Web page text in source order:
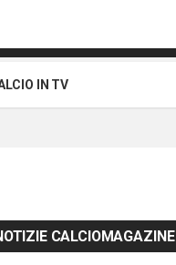
IN TV
CALCIOMAGAZINE